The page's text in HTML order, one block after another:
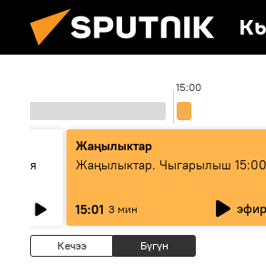
15:00
Жаңылыктар
Жаңылыктар. Чыгарылыш 15:00
15:01 3 мин эфир
Кечээ Бүгүн